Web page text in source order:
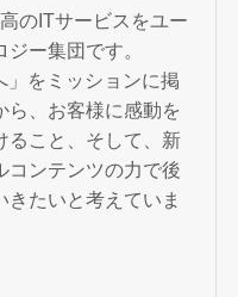
のITサービスをユー
ー集団です。
」をミッションに掲
ら、お客様に感動を
ること、そして、新
コンテンツの力で後
たいと考えていま